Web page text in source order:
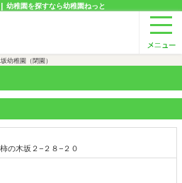
幼稚園を探すなら幼稚園ねっと
幼稚園（閉園）
の木坂２−２８−２０